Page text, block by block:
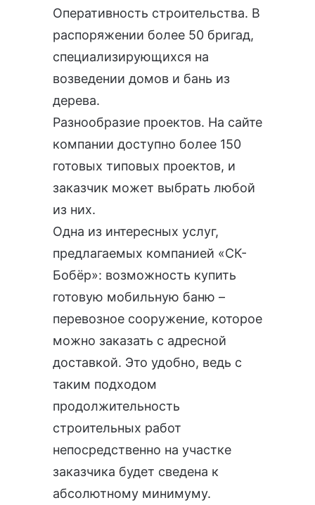
Оперативность строительства. В
распоряжении более 50 бригад,
специализирующихся на
возведении домов и бань из
дерева.
Разнообразие проектов. На сайте
компании доступно более 150
готовых типовых проектов, и
заказчик может выбрать любой
из них.
Одна из интересных услуг,
предлагаемых компанией «СК-
Бобёр»: возможность купить
готовую мобильную баню –
перевозное сооружение, которое
можно заказать с адресной
доставкой. Это удобно, ведь с
таким подходом
продолжительность
строительных работ
непосредственно на участке
заказчика будет сведена к
абсолютному минимуму.